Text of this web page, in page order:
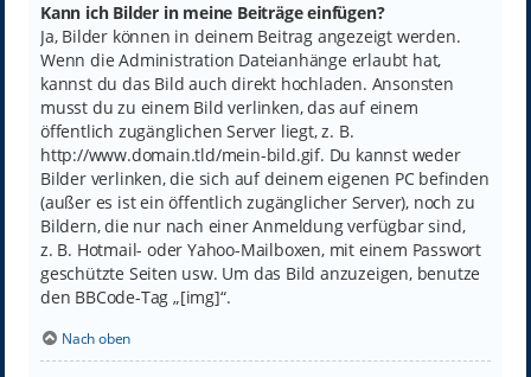
Kann ich Bilder in meine Beiträge einfügen?
Ja, Bilder können in deinem Beitrag angezeigt werden.
Wenn die Administration Dateianhänge erlaubt hat,
kannst du das Bild auch direkt hochladen. Ansonsten
musst du zu einem Bild verlinken, das auf einem
öffentlich zugänglichen Server liegt, z. B.
http://www.domain.tld/mein-bild.gif. Du kannst weder
Bilder verlinken, die sich auf deinem eigenen PC befinden
(außer es ist ein öffentlich zugänglicher Server), noch zu
Bildern, die nur nach einer Anmeldung verfügbar sind,
z. B. Hotmail- oder Yahoo-Mailboxen, mit einem Passwort
geschützte Seiten usw. Um das Bild anzuzeigen, benutze
den BBCode-Tag „[img]“.
Nach oben